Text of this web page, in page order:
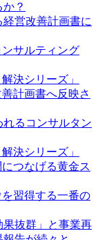
？
営改善計画書に
サルティング
決シリーズ」
計画書へ反映さ
れるコンサルタン
決シリーズ」
つなげる黄金ス
習得する一番の
果抜群」と事業再